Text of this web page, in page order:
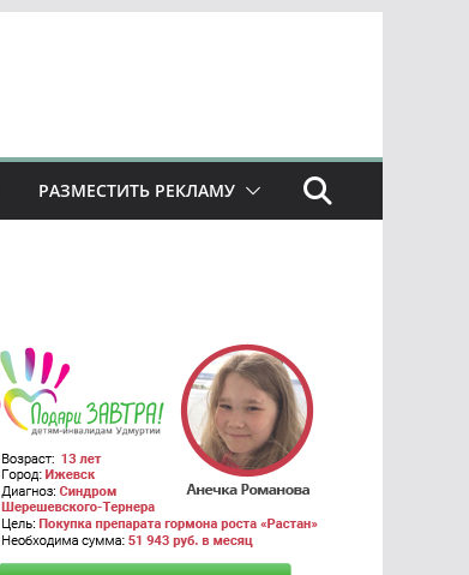
РАЗМЕСТИТЬ РЕКЛАМУ